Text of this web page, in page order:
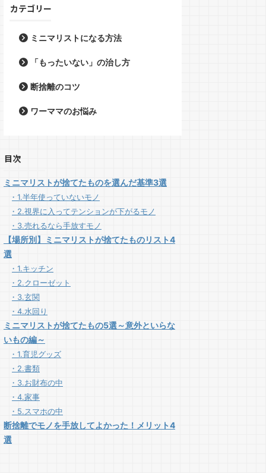
カテゴリー
ミニマリストになる方法
「もったいない」の治し方
断捨離のコツ
ワーママのお悩み
目次
ミニマリストが捨てたものを選んだ基準3選
1.半年使っていないモノ
2.視界に入ってテンションが下がるモノ
3.売れるなら手放すモノ
【場所別】ミニマリストが捨てたものリスト4
選
1.キッチン
2.クローゼット
3.玄関
4.水回り
ミニマリストが捨てたもの5選～意外といらな
いもの編～
1.育児グッズ
2.書類
3.お財布の中
4.家事
5.スマホの中
断捨離でモノを手放してよかった！メリット4
選